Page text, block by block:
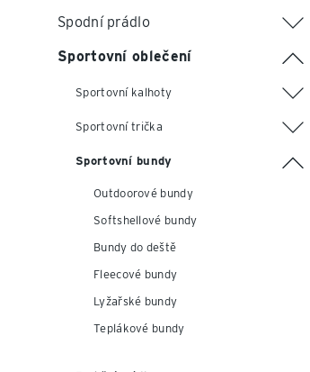
Spodní prádlo
Sportovní oblečení
Sportovní kalhoty
Sportovní trička
Sportovní bundy
Outdoorové bundy
Softshellové bundy
Bundy do deště
Fleecové bundy
Lyžařské bundy
Teplákové bundy